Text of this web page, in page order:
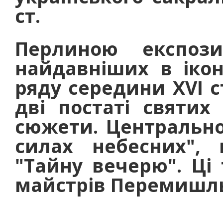
ст.
Перлиною
найдавніших в
ряду середини XVI
дві постаті
сюжети.
силах небесних",
"Тайну вечерю".
майстрів